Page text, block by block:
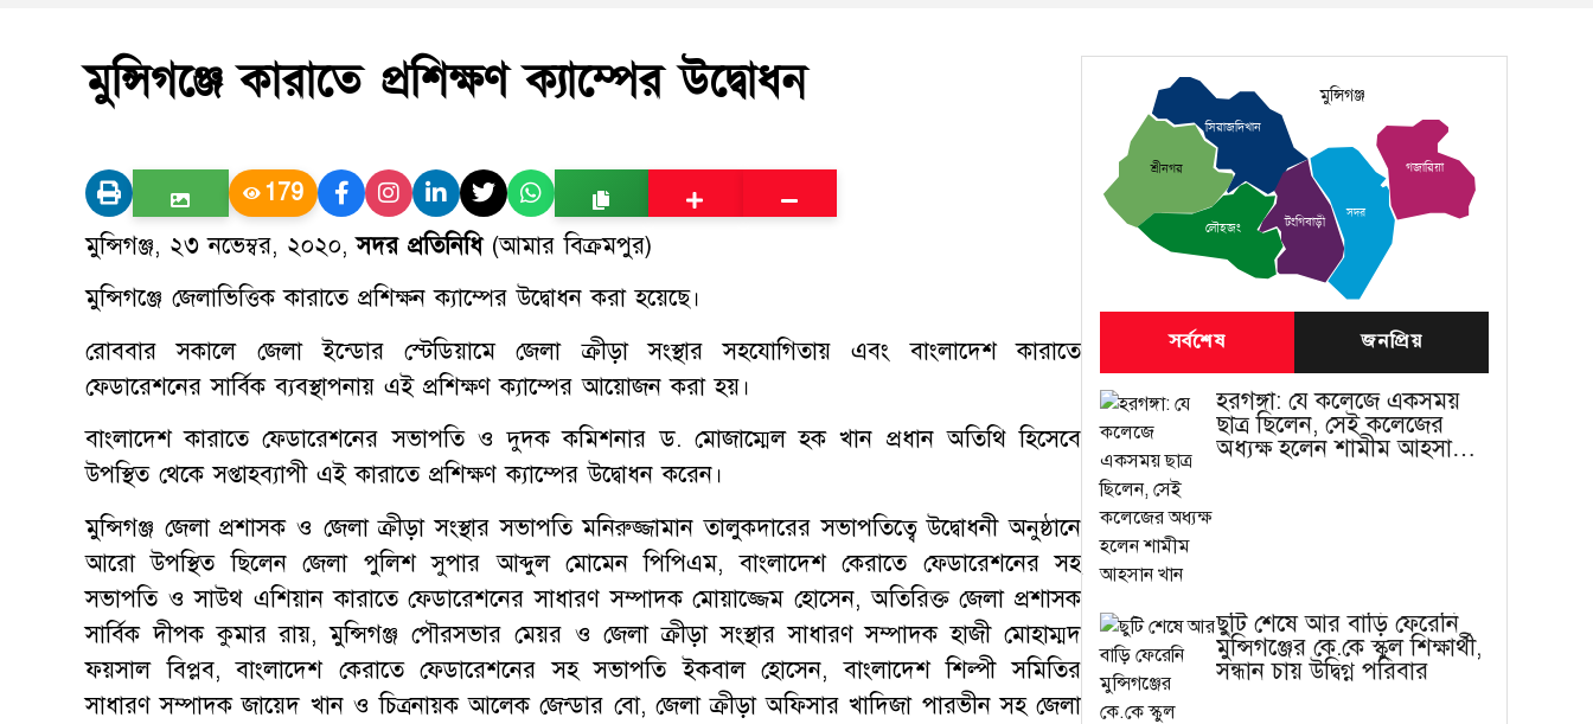
মুন্সিগঞ্জে কারাতে প্রশিক্ষণ ক্যাম্পের উদ্বোধন
179
মুন্সিগঞ্জ, ২৩ নভেম্বর, ২০২০, সদর প্রতিনিধি (আমার বিক্রমপুর)
মুন্সিগঞ্জে জেলাভিত্তিক কারাতে প্রশিক্ষন ক্যাম্পের উদ্বোধন করা হয়েছে।
রোববার সকালে জেলা ইন্ডোর স্টেডিয়ামে জেলা ক্রীড়া সংস্থার সহযোগিতায় এবং বাংলাদেশ কারাতে
ফেডারেশনের সার্বিক ব্যবস্থাপনায় এই প্রশিক্ষণ ক্যাম্পের আয়োজন করা হয়।
বাংলাদেশ কারাতে ফেডারেশনের সভাপতি ও দুদক কমিশনার ড. মোজাম্মেল হক খান প্রধান অতিথি হিসেবে
উপস্থিত থেকে সপ্তাহব্যাপী এই কারাতে প্রশিক্ষণ ক্যাম্পের উদ্বোধন করেন।
মুন্সিগঞ্জ জেলা প্রশাসক ও জেলা ক্রীড়া সংস্থার সভাপতি মনিরুজ্জামান তালুকদারের সভাপতিত্বে উদ্বোধনী অনুষ্ঠানে
আরো উপস্থিত ছিলেন জেলা পুলিশ সুপার আব্দুল মোমেন পিপিএম, বাংলাদেশ কেরাতে ফেডারেশনের সহ
সভাপতি ও সাউথ এশিয়ান কারাতে ফেডারেশনের সাধারণ সম্পাদক মোয়াজ্জেম হোসেন, অতিরিক্ত জেলা প্রশাসক
সার্বিক দীপক কুমার রায়, মুন্সিগঞ্জ পৌরসভার মেয়র ও জেলা ক্রীড়া সংস্থার সাধারণ সম্পাদক হাজী মোহাম্মদ
ফয়সাল বিপ্লব, বাংলাদেশ কেরাতে ফেডারেশনের সহ সভাপতি ইকবাল হোসেন, বাংলাদেশ শিল্পী সমিতির
সাধারণ সম্পাদক জায়েদ খান ও চিত্রনায়ক আলেক জেন্ডার বো, জেলা ক্রীড়া অফিসার খাদিজা পারভীন সহ জেলা
শ্রীনগর
সিরাজদিখান
টংগিবাড়ী
সদর
গজারিয়া
লৌহজং
মুন্সিগঞ্জ
সর্বশেষ জনপ্রিয়
হরগঙ্গা: যে কলেজে একসময়
ছাত্র ছিলেন, সেই কলেজের
অধ্যক্ষ হলেন শামীম আহসান
ছুটি শেষে আর বাড়ি ফেরেনি
মুন্সিগঞ্জের কে.কে স্কুল শিক্ষার্থী,
সন্ধান চায় উদ্বিগ্ন পরিবার